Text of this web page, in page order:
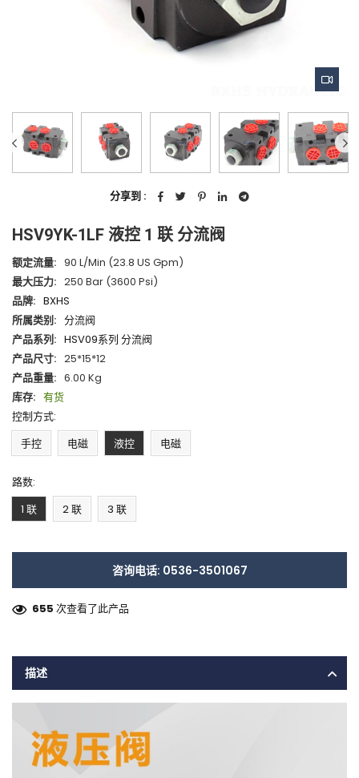
分享到 :
HSV9YK-1LF 液控 1 联 分流阀
额定流量: 90 L/min (23.8 US Gpm)
最大压力: 250 Bar (3600 Psi)
品牌: BXHS
所属类别: 分流阀
产品系列: HSV09系列 分流阀
产品尺寸: 25*15*12
产品重量: 6.00 Kg
库存: 有货
控制方式:
手控
电磁 液控 电磁
路数:
1 联
2 联 3 联
咨询电话: 0536-3501067
655 次查看了此产品
描述